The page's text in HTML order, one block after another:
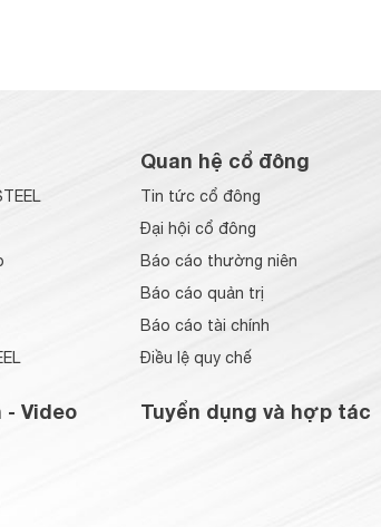
- Video
Quan hệ cổ đông
Tin tức cổ đông
Đại hội cổ đông
Báo cáo thường niên
Báo cáo quản trị
Báo cáo tài chính
Điều lệ quy chế
Tuyển dụng và hợp tác